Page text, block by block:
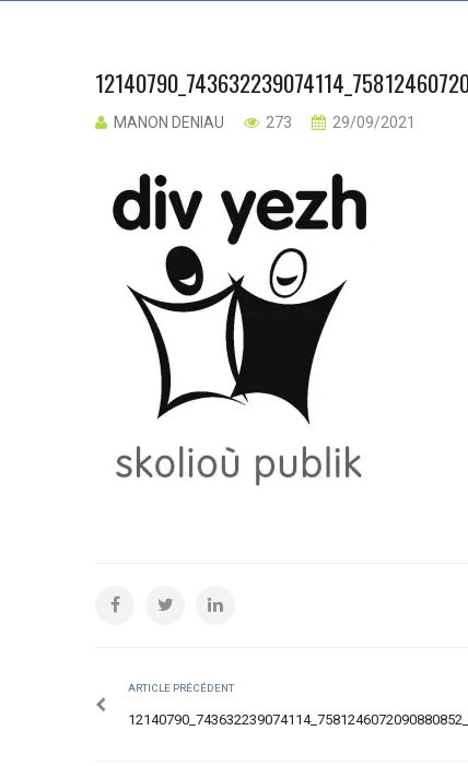
MANON DENIAU 273 29/09/2021
ARTICLE PRÉCÉDENT